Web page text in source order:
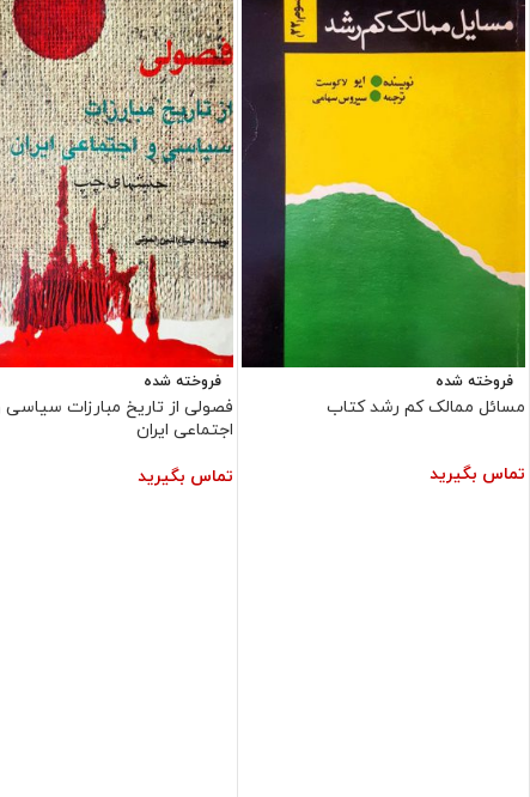
فروخته شده
مسائل ممالک کم رشد کتاب
تماس بگیرید
فروخته شده
فصولی از تاریخ مبارزات سیاسی
اجتماعی ایران
تماس بگیرید